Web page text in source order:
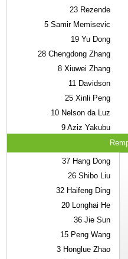
23 Rezende
5 Samir Memisevic
19 Yu Dong
28 Chengdong Zhang
8 Xiuwei Zhang
11 Davidson
25 Xinli Peng
10 Nelson da Luz
9 Aziz Yakubu
37 Hang Dong
26 Shibo Liu
32 Haifeng Ding
20 Longhai He
36 Jie Sun
15 Peng Wang
3 Honglue Zhao